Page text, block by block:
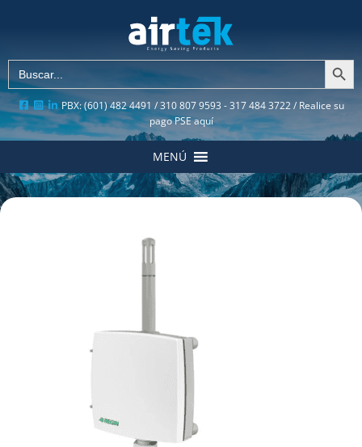
Buscar: Botón de
PBX: (601) 482 4491 / 310 807 9593 - 317 484 3722 / Realice su
pago PSE aquí
MENÚ